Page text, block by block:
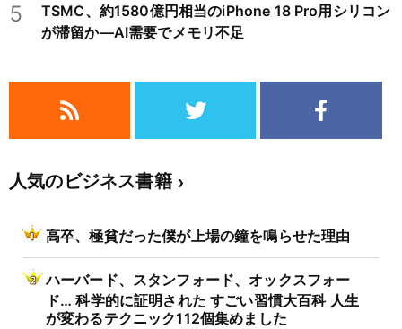
5
TSMC、約1580億円相当のiPhone 18 Pro用シリコン
が滞留か―AI需要でメモリ不足
人気のビジネス書籍
高卒、極貧だった僕が上場の鐘を鳴らせた理由
ハーバード、スタンフォード、オックスフォー
ド… 科学的に証明された すごい習慣大百科 人生
が変わるテクニック112個集めました